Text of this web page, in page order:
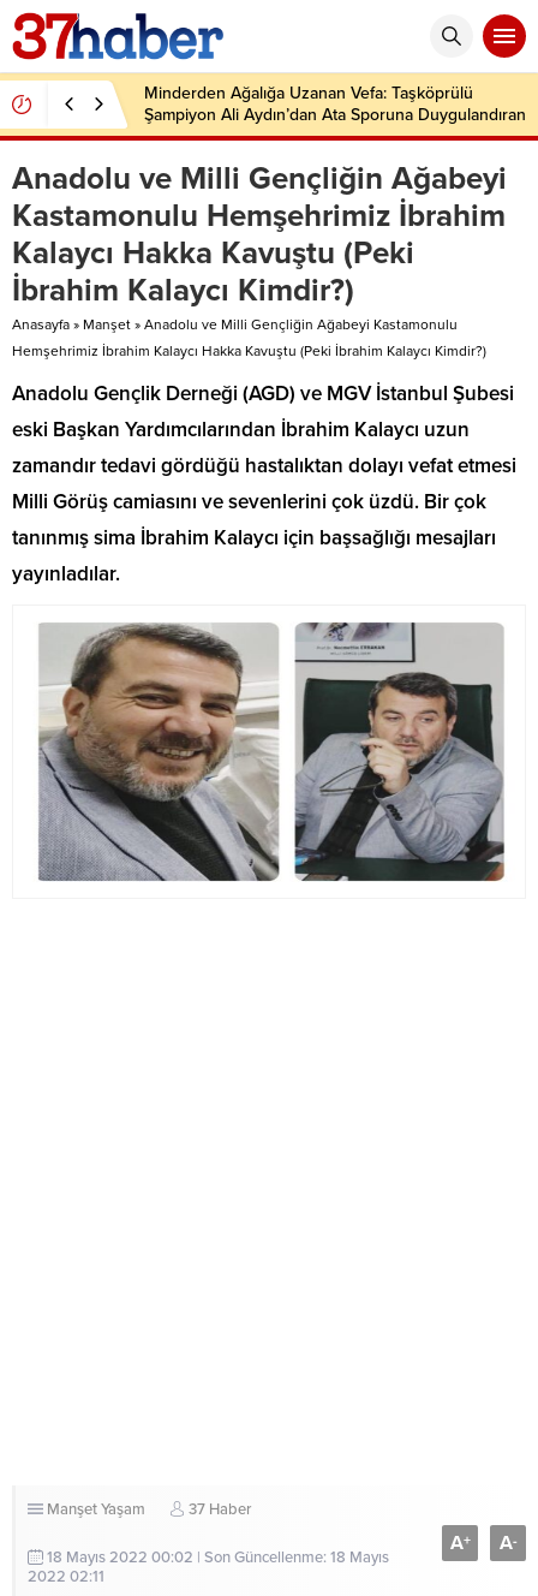
Minderden Ağalığa Uzanan Vefa: Taşköprülü
Şampiyon Ali Aydın’dan Ata Sporuna Duygulandıran
Dönüş
Anadolu ve Milli Gençliğin Ağabeyi
Kastamonulu Hemşehrimiz İbrahim
Kalaycı Hakka Kavuştu (Peki
İbrahim Kalaycı Kimdir?)
Anasayfa » Manşet » Anadolu ve Milli Gençliğin Ağabeyi Kastamonulu
Hemşehrimiz İbrahim Kalaycı Hakka Kavuştu (Peki İbrahim Kalaycı Kimdir?)
Anadolu Gençlik Derneği (AGD) ve MGV İstanbul Şubesi
eski Başkan Yardımcılarından İbrahim Kalaycı uzun
zamandır tedavi gördüğü hastalıktan dolayı vefat etmesi
Milli Görüş camiasını ve sevenlerini çok üzdü. Bir çok
tanınmış sima İbrahim Kalaycı için başsağlığı mesajları
yayınladılar.
ManşetYaşam 37 Haber
18 Mayıs 2022 00:02 | Son Güncellenme: 18 Mayıs
2022 02:11
A+ A-